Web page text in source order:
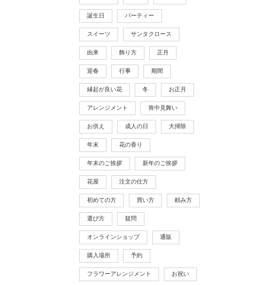
誕生日 パーティー
スイーツ サンタクロース
由来 飾り方 正月
迎春 行事 期間
縁起が良い花 冬 お正月
アレンジメント 喪中見舞い
お供え 成人の日 大掃除
年末 花の香り
年末のご挨拶 新年のご挨拶
花屋 注文の仕方
初めての方 買い方 頼み方
選び方 疑問
オンラインショップ 通販
購入場所 予約
フラワーアレンジメント お祝い